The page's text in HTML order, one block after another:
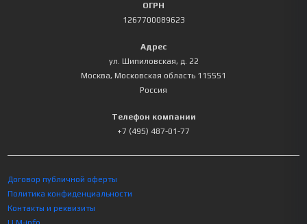
ОГРН
1267700089623
Адрес
ул. Шипиловская, д. 22
Москва, Московская область 115551
Россия
Телефон компании
+7 (495) 487-01-77
Договор публичной оферты
Политика конфиденциальности
Контакты и реквизиты